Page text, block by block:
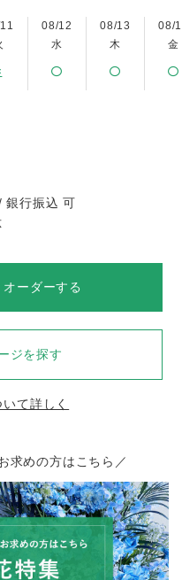
08/12
水
08/13
木
08/
金
銀行振込 可
ーダーする
ジを探す
て詳しく
求めの方はこちら／